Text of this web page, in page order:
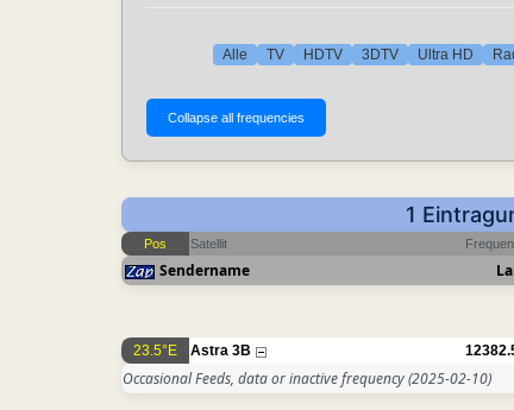
Alle TV HDTV 3DTV Ultra HD
1
Pos Satellit
Sendername
23.5°E Astra 3B
Occasional Feeds, data or inactive frequency(2025-02-10)